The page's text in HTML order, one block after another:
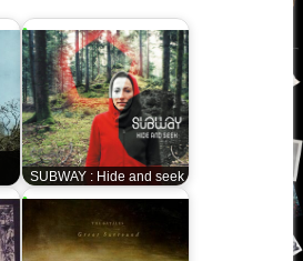
SUBWAY : Hide and seek